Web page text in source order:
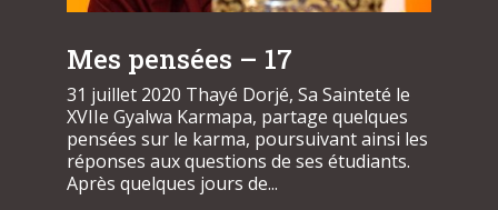
Mes pensées – 17
31 juillet 2020 Thayé Dorjé, Sa Sainteté le
XVIIe Gyalwa Karmapa, partage quelques
pensées sur le karma, poursuivant ainsi les
réponses aux questions de ses étudiants.
Après quelques jours de...